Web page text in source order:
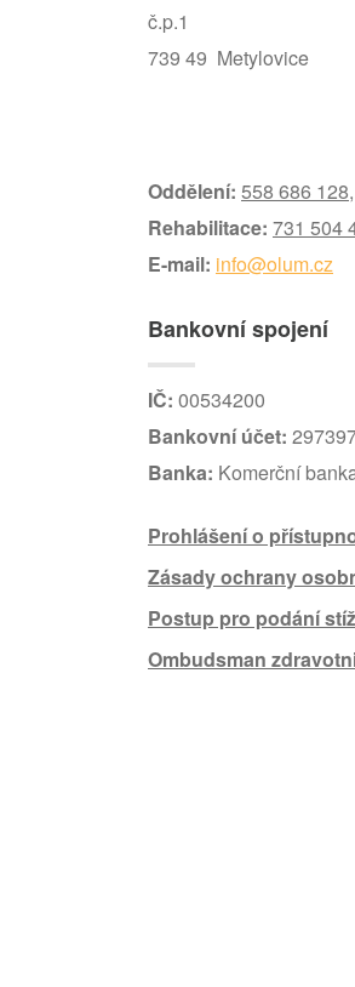
č.p.1
739 49 Metylovice
Oddělení: 558 686 128,
Rehabilitace: 731 504
E-mail: info@olum.cz
Bankovní spojení
IČ: 00534200
Bankovní účet:
Banka: Komerční
Prohlášení o
Zásady ochrany
Postup pro podání
Ombudsman